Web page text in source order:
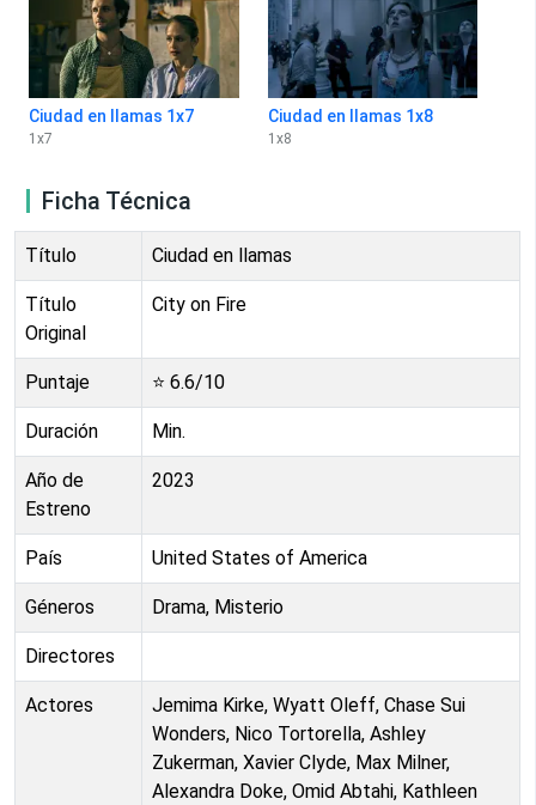
Ciudad en llamas 1x7
1 x7
Ciudad en llamas 1x8
1 x8
Ficha Técnica
Título Ciudad en llamas
Título
Original
City on Fire
Puntaje ⭐ 6.6/10
Duración Min.
Año de
Estreno
2023
País United States of America
Géneros Drama, Misterio
Directores
Actores
Jemima Kirke, Wyatt Oleff, Chase Sui
Wonders, Nico Tortorella, Ashley
Zukerman, Xavier Clyde, Max Milner,
Alexandra Doke, Omid Abtahi, Kathleen